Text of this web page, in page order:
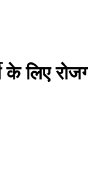
के लिए